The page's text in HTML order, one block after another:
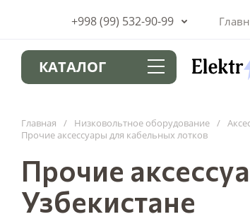
+998 (99) 532-90-99
КАТАЛОГ
Главная / Низковольтное оборудование /
Прочие аксессуары для кабельных лотков
Прочие
Узбекистане